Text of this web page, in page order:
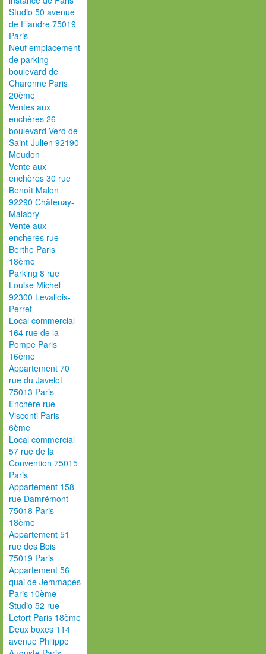
Studio 50 avenue
de Flandre 75019
Paris
Neuf emplacement
de parking
boulevard de
Charonne Paris
20ème
Ventes aux
enchères 26
boulevard Verd de
Saint-Julien 92190
Meudon
Vente aux
enchères 30 rue
Benoît Malon
92290 Châtenay-
Malabry
Vente aux
encheres rue
Berthe Paris
18ème
Parking 8 rue
Louise Michel
92300 Levallois-
Perret
Local commercial
164 rue de la
Pompe Paris
16ème
Appartement 70
rue du Javelot
75013 Paris
Enchère rue
Visconti Paris
6ème
Local commercial
57 rue de la
Convention 75015
Paris
Appartement 158
rue Damrémont
75018 Paris
18ème
Appartement 51
rue des Bois
75019 Paris
Appartement 56
quai de Jemmapes
Paris 10ème
Studio 52 rue
Letort Paris 18ème
Deux boxes 114
avenue Philippe